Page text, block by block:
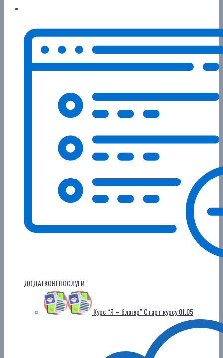
ДОДАТКОВІ ПОСЛУГИ
Курс “Я – блогер”Старт курсу 01.05